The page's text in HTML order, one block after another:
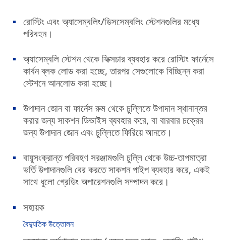
রোস্টিং এবং অ্যাসেম্বলিং/ডিসসেম্বলিং স্টেশনগুলির মধ্যে
পরিবহন।
অ্যাসেম্বলি স্টেশন থেকে ফিক্সচার ব্যবহার করে রোস্টিং ফার্নেসে
কার্বন ব্লক লোড করা হচ্ছে, তারপর সেগুলোকে বিচ্ছিন্ন করা
স্টেশনে আনলোড করা হচ্ছে।
উপাদান জোন বা ফার্নেস রুম থেকে চুল্লিতে উপাদান স্থানান্তর
করার জন্য সাকশন ডিভাইস ব্যবহার করে, বা বারবার চক্রের
জন্য উপাদান জোন এবং চুল্লিতে ফিরিয়ে আনতে।
বায়ুসংক্রান্ত পরিবহণ সরঞ্জামগুলি চুল্লি থেকে উচ্চ-তাপমাত্রা
ভর্তি উপাদানগুলি বের করতে সাকশন পাইপ ব্যবহার করে, একই
সাথে ধুলো গ্রেডিং অপারেশনগুলি সম্পাদন করে।
সহায়ক
বৈদ্যুতিক উত্তোলন